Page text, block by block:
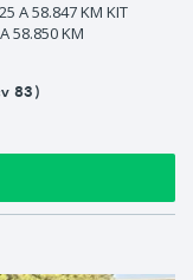
A 58.847 KM KIT
58.850 KM
83)